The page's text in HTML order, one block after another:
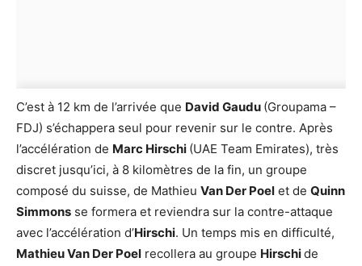
C’est à 12 km de l’arrivée que David Gaudu (Groupama –
FDJ) s’échappera seul pour revenir sur le contre. Après
l’accélération de Marc Hirschi (UAE Team Emirates), très
discret jusqu’ici, à 8 kilomètres de la fin, un groupe
composé du suisse, de Mathieu Van Der Poel et de Quinn
Simmons se formera et reviendra sur la contre-attaque
avec l’accélération d’Hirschi. Un temps mis en difficulté,
Mathieu Van Der Poel recollera au groupe Hirschide